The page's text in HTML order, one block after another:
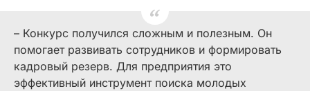
– Конкурс получился сложным и полезным. Он
помогает развивать сотрудников и формировать
кадровый резерв. Для предприятия это
эффективный инструмент поиска молодых